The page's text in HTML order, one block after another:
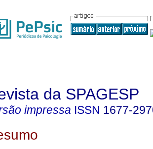
da SPAGESP
impressa ISSN 1677-